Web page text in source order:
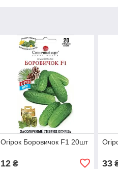
Огірок Боровичок F1 20шт
12₴ 33